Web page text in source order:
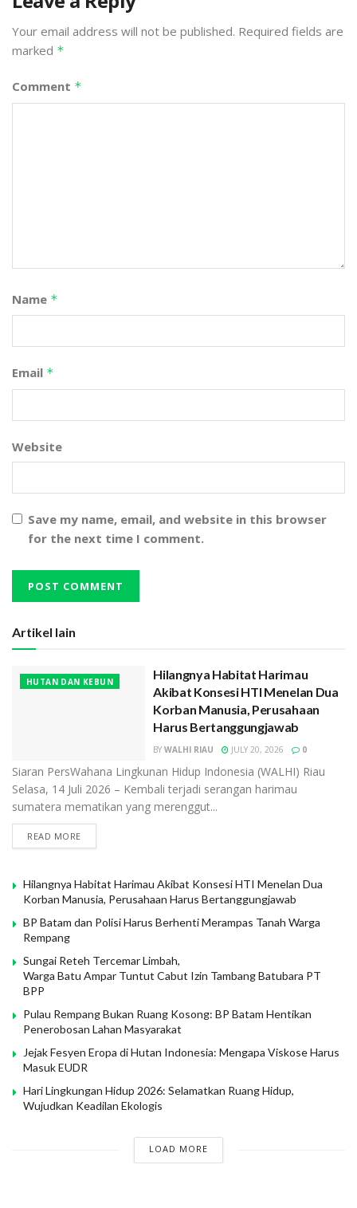
Your email address will not be published. Required fields are
marked *
Comment *
Name *
Email *
Website
Save my name, email, and website in this browser
for the next time I comment.
Artikel lain
HUTAN DAN KEBUN
Hilangnya Habitat Harimau
Akibat Konsesi HTI Menelan Dua
Korban Manusia, Perusahaan
Harus Bertanggungjawab
BY WALHI RIAU JULY 20, 2026 0
Siaran PersWahana Lingkunan Hidup Indonesia (WALHI) Riau
Selasa, 14 Juli 2026 – Kembali terjadi serangan harimau
sumatera mematikan yang merenggut...
READ MORE
Hilangnya Habitat Harimau Akibat Konsesi HTI Menelan Dua
Korban Manusia, Perusahaan Harus Bertanggungjawab
BP Batam dan Polisi Harus Berhenti Merampas Tanah Warga
Rempang
Sungai Reteh Tercemar Limbah,
Warga Batu Ampar Tuntut Cabut Izin Tambang Batubara PT
BPP
Pulau Rempang Bukan Ruang Kosong: BP Batam Hentikan
Penerobosan Lahan Masyarakat
Jejak Fesyen Eropa di Hutan Indonesia: Mengapa Viskose Harus
Masuk EUDR
Hari Lingkungan Hidup 2026: Selamatkan Ruang Hidup,
Wujudkan Keadilan Ekologis
LOAD MORE